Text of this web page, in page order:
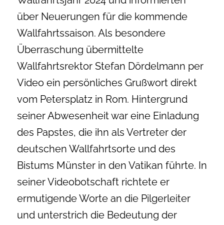
über Neuerungen für die kommende
Wallfahrtssaison. Als besondere
Überraschung übermittelte
Wallfahrtsrektor Stefan Dördelmann per
Video ein persönliches Grußwort direkt
vom Petersplatz in Rom. Hintergrund
seiner Abwesenheit war eine Einladung
des Papstes, die ihn als Vertreter der
deutschen Wallfahrtsorte und des
Bistums Münster in den Vatikan führte. In
seiner Videobotschaft richtete er
ermutigende Worte an die Pilgerleiter
und unterstrich die Bedeutung der